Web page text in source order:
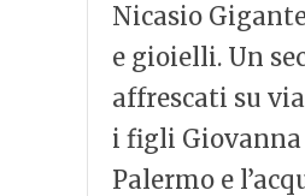
Nicasio
e gioielli. Un
affrescati su
i figli Giovanna
Palermo e